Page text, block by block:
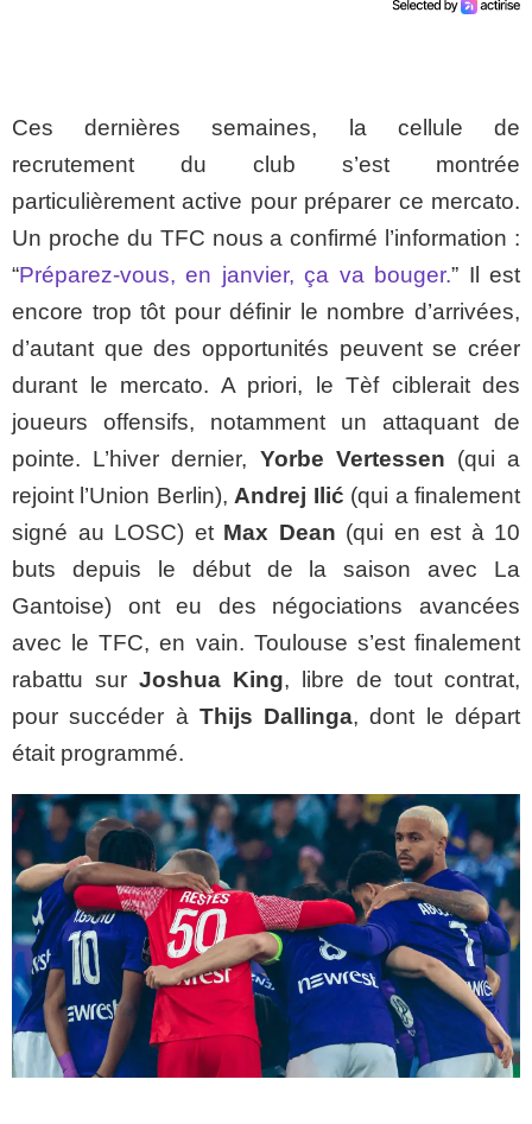
Ces dernières semaines, la cellule de
recrutement du club s’est montrée
particulièrement active pour préparer ce mercato.
Un proche du TFC nous a confirmé l’information :
“Préparez-vous, en janvier, ça va bouger.” Il est
encore trop tôt pour définir le nombre d’arrivées,
d’autant que des opportunités peuvent se créer
durant le mercato. A priori, le Tèf ciblerait des
joueurs offensifs, notamment un attaquant de
pointe. L’hiver dernier, Yorbe Vertessen (qui a
rejoint l’Union Berlin), Andrej Ilić (qui a finalement
signé au LOSC) et Max Dean (qui en est à 10
buts depuis le début de la saison avec La
Gantoise) ont eu des négociations avancées
avec le TFC, en vain. Toulouse s’est finalement
rabattu sur Joshua King, libre de tout contrat,
pour succéder à Thijs Dallinga, dont le départ
était programmé.